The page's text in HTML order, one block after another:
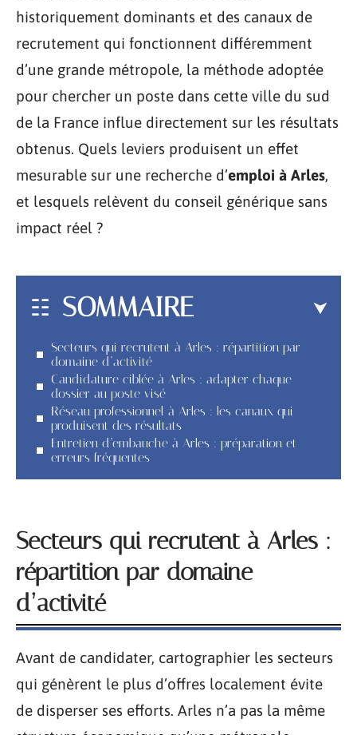
historiquement dominants et des canaux de
recrutement qui fonctionnent différemment
d’une grande métropole, la méthode adoptée
pour chercher un poste dans cette ville du sud
de la France influe directement sur les résultats
obtenus. Quels leviers produisent un effet
mesurable sur une recherche d’emploi à Arles,
et lesquels relèvent du conseil générique sans
impact réel ?
SOMMAIRE
Secteurs qui recrutent à Arles : répartition par
domaine d’activité
Candidature ciblée à Arles : adapter chaque
dossier au poste visé
Réseau professionnel à Arles : les canaux qui
produisent des résultats
Entretien d’embauche à Arles : préparation et
erreurs fréquentes
Secteurs qui recrutent à Arles :
répartition par domaine
d’activité
Avant de candidater, cartographier les secteurs
qui génèrent le plus d’offres localement évite
de disperser ses efforts. Arles n’a pas la même